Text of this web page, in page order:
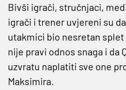
Bivši igrači, stručnjaci,
igrači i trener uvjereni su
utakmici bio nesretan
nije pravi odnos snaga i da
uzvratu naplatiti sve one
Maksimira.